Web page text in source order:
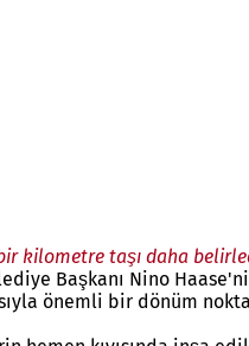
kilometre taşı daha
Başkanı Nino
önemli bir dönüm